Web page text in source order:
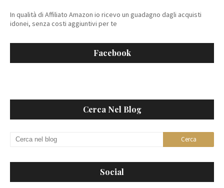
In qualità di Affiliato Amazon io ricevo un guadagno dagli acquisti
idonei, senza costi aggiuntivi per te
Facebook
Cerca Nel Blog
Social